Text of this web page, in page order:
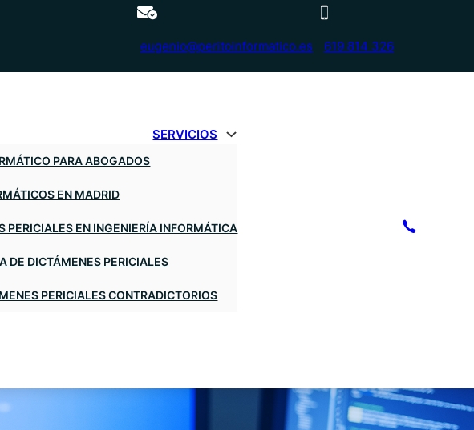
eugenio@peritoinformatico.es 619 814 326
SERVICIOS
PARA ABOGADOS
EN MADRID
PERICIALES EN INGENIERÍA INFORMÁTICA
DE DICTÁMENES PERICIALES
PERICIALES CONTRADICTORIOS